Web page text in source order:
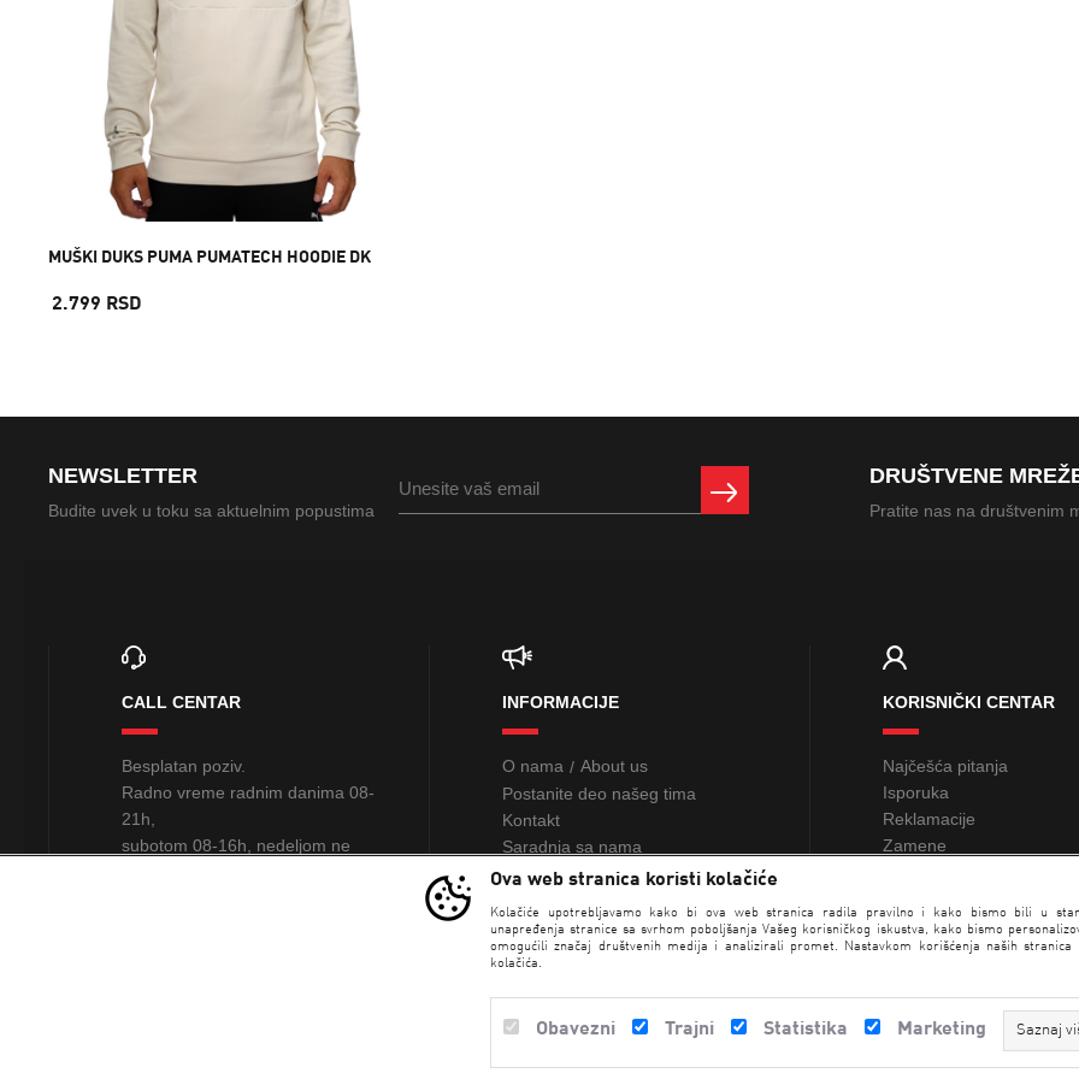
Ova web stranica koristi kolačiće
Kolačiće upotrebljavamo kako bi ova web stranica radila pravilno i kako bismo bili u
unapređenja stranice sa svrhom poboljšanja Vašeg korisničkog iskustva, kako bismo
omogućili značaj društvenih medija i analizirali promet. Nastavkom korišćenja naših stranica
kolačića.
Obavezni Trajni Statistika Marketing Saznaj
MUŠKI DUKS PUMA PUMATECH HOODIE DK
2.799 RSD
NEWSLETTER
Budite uvek u toku sa aktuelnim popustima
DRUŠTVENE
Pratite nas na društvenim
CALL CENTAR
Besplatan poziv.
Radno vreme radnim danima 08-
21h,
subotom 08-16h, nedeljom ne
INFORMACIJE
O nama / About us
Postanite deo našeg tima
Kontakt
Saradnja sa nama
KORISNIČKI CENTAR
Najčešća pitanja
Isporuka
Reklamacije
Zamene
Loyalty